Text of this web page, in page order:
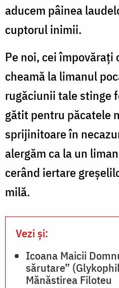
aducem pâinea
cuptorul inimii.
Pe noi, cei
cheamă la limanul
rugăciunii tale stinge
gătit pentru păcatele
sprijinitoare în
alergăm ca la un
cerând iertare
milă.
Vezi și:
Icoana Maicii
sărutare”
Mănăstirea Filoteu